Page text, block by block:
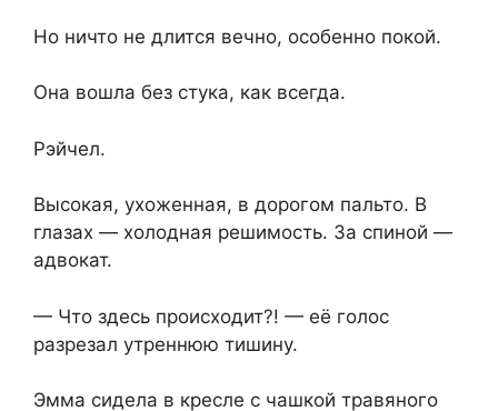
Но ничто не длится вечно, особенно покой.
Она вошла без стука, как всегда.
Рэйчел.
Высокая, ухоженная, в дорогом пальто. В
глазах — холодная решимость. За спиной —
адвокат.
— Что здесь происходит?! — её голос
разрезал утреннюю тишину.
Эмма сидела в кресле с чашкой травяного